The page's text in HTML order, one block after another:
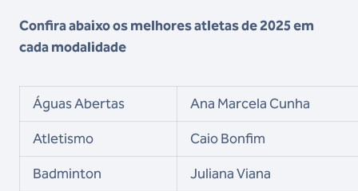
Confira abaixo os melhores atletas de 2025 em
cada modalidade
Águas Abertas
Ana Marcela Cunha
Atletismo
Caio Bonfim
Badminton
Juliana Viana